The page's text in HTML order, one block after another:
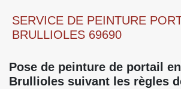
SERVICE DE PEINTURE
BRULLIOLES 69690
Pose de peinture de portail
Brullioles suivant les règles